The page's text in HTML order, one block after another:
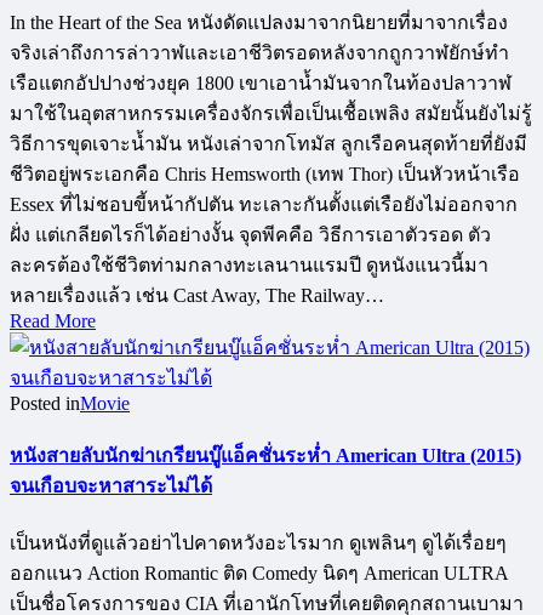
In the Heart of the Sea หนังดัดแปลงมาจากนิยายที่มาจากเรื่อง
จริงเล่าถึงการล่าวาฬและเอาชีวิตรอดหลังจากถูกวาฬยักษ์ทำ
เรือแตกอัปปางช่วงยุค 1800 เขาเอาน้ำมันจากในท้องปลาวาฬ
มาใช้ในอุตสาหกรรมเครื่องจักรเพื่อเป็นเชื้อเพลิง สมัยนั้นยังไม่รู้
วิธีการขุดเจาะน้ำมัน หนังเล่าจากโทมัส ลูกเรือคนสุดท้ายที่ยังมี
ชีวิตอยู่พระเอกคือ Chris Hemsworth (เทพ Thor) เป็นหัวหน้าเรือ
Essex ที่ไม่ชอบขี้หน้ากัปตัน ทะเลาะกันตั้งแต่เรือยังไม่ออกจาก
ฝั่ง แต่เกลียดไรก็ได้อย่างงั้น จุดพีคคือ วิธีการเอาตัวรอด ตัว
ละครต้องใช้ชีวิตท่ามกลางทะเลนานแรมปี ดูหนังแนวนี้มา
หลายเรื่องแล้ว เช่น Cast Away, The Railway…
Read More
Posted inMovie
หนังสายลับนักฆ่าเกรียนบู๊แอ็คชั่นระห่ำ American Ultra (2015)
จนเกือบจะหาสาระไม่ได้
เป็นหนังที่ดูแล้วอย่าไปคาดหวังอะไรมาก ดูเพลินๆ ดูได้เรื่อยๆ
ออกแนว Action Romantic ติด Comedy นิดๆ American ULTRA
เป็นชื่อโครงการของ CIA ที่เอานักโทษที่เคยติดคุกสถานเบามา